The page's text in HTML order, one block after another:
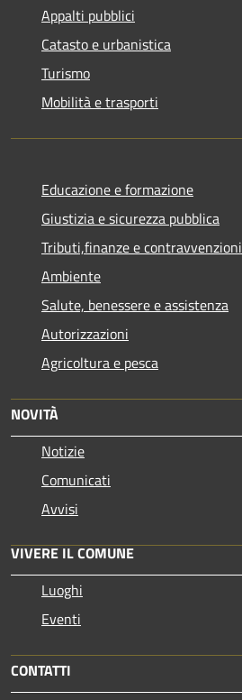
Appalti pubblici
Catasto e urbanistica
Turismo
Mobilità e trasporti
Educazione e formazione
Giustizia e sicurezza pubblica
Tributi,finanze e contravvenzioni
Ambiente
Salute, benessere e assistenza
Autorizzazioni
Agricoltura e pesca
NOVITÀ
Notizie
Comunicati
Avvisi
VIVERE IL COMUNE
Luoghi
Eventi
CONTATTI